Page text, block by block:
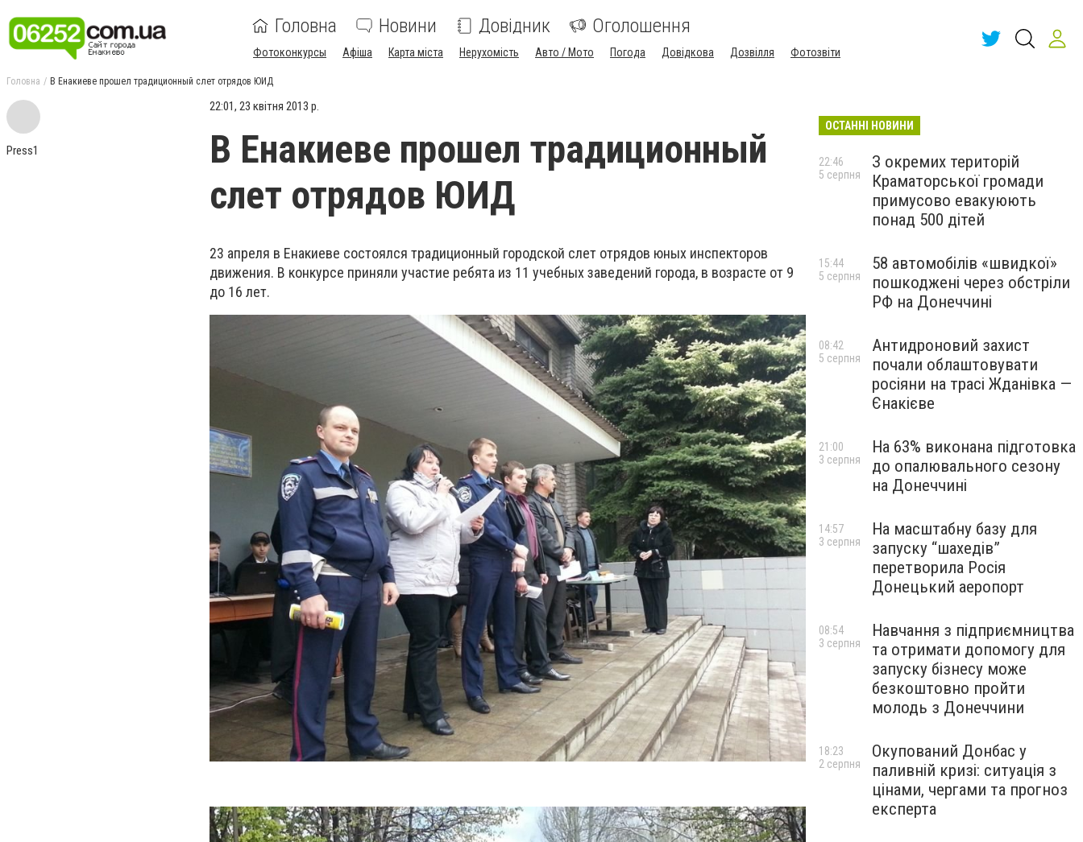
Головна Новини Довідник Оголошення
Фотоконкурсы Афіша Карта міста Нерухомість Авто / Мото Погода Довідкова Дозвілля Фотозвіти
Головна В Енакиеве прошел традиционный слет отрядов ЮИД
Press1
22:01, 23 квітня 2013 р.
В Енакиеве прошел традиционный
слет отрядов ЮИД
23 апреля в Енакиеве состоялся традиционный городской слет отрядов юных инспекторов
движения. В конкурсе приняли участие ребята из 11 учебных заведений города, в возрасте от 9
до 16 лет.
ОСТАННІ НОВИНИ
З окремих територій
Краматорської громади
примусово евакуюють
понад 500 дітей
22:46
5 серпня
58 автомобілів «швидкої»
пошкоджені через обстріли
РФ на Донеччині
15:44
5 серпня
Антидроновий захист
почали облаштовувати
росіяни на трасі Жданівка —
Єнакієве
08:42
5 серпня
На 63% виконана підготовка
до опалювального сезону
на Донеччині
21:00
3 серпня
На масштабну базу для
запуску “шахедів”
перетворила Росія
Донецький аеропорт
14:57
3 серпня
Навчання з підприємництва
та отримати допомогу для
запуску бізнесу може
безкоштовно пройти
молодь з Донеччини
08:54
3 серпня
Окупований Донбас у
паливній кризі: ситуація з
цінами, чергами та прогноз
експерта
18:23
2 серпня